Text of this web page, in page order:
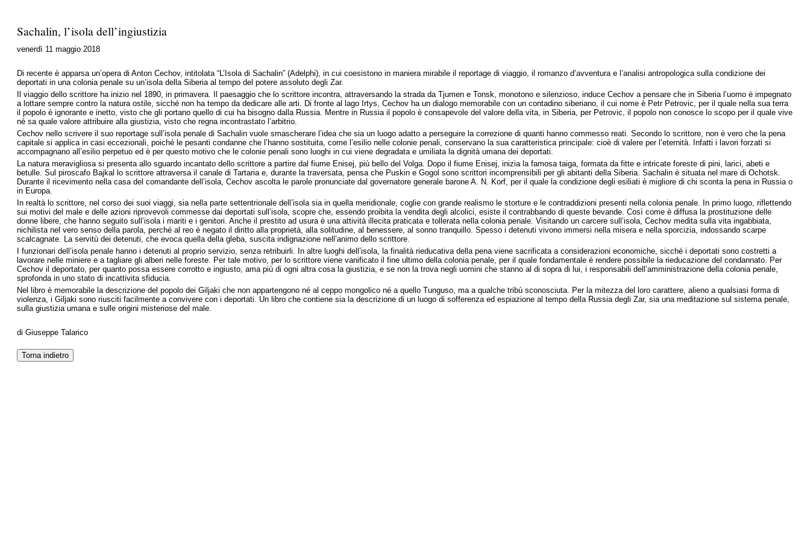
Sachalin, l’isola dell’ingiustizia
venerdì 11 maggio 2018
Di recente è apparsa un’opera di Anton Cechov, intitolata “L’Isola di Sachalin” (Adelphi), in cui coesistono in maniera mirabile il reportage di viaggio, il romanzo d’avventura e l’analisi antropologica sulla condizione dei
deportati in una colonia penale su un’isola della Siberia al tempo del potere assoluto degli Zar.
Il viaggio dello scrittore ha inizio nel 1890, in primavera. Il paesaggio che lo scrittore incontra, attraversando la strada da Tjumen e Tonsk, monotono e silenzioso, induce Cechov a pensare che in Siberia l’uomo è impegnato
a lottare sempre contro la natura ostile, sicché non ha tempo da dedicare alle arti. Di fronte al lago Irtys, Cechov ha un dialogo memorabile con un contadino siberiano, il cui nome è Petr Petrovic, per il quale nella sua terra
il popolo è ignorante e inetto, visto che gli portano quello di cui ha bisogno dalla Russia. Mentre in Russia il popolo è consapevole del valore della vita, in Siberia, per Petrovic, il popolo non conosce lo scopo per il quale vive
né sa quale valore attribuire alla giustizia, visto che regna incontrastato l’arbitrio.
Cechov nello scrivere il suo reportage sull’isola penale di Sachalin vuole smascherare l’idea che sia un luogo adatto a perseguire la correzione di quanti hanno commesso reati. Secondo lo scrittore, non è vero che la pena
capitale si applica in casi eccezionali, poiché le pesanti condanne che l’hanno sostituita, come l’esilio nelle colonie penali, conservano la sua caratteristica principale: cioè di valere per l’eternità. Infatti i lavori forzati si
accompagnano all’esilio perpetuo ed è per questo motivo che le colonie penali sono luoghi in cui viene degradata e umiliata la dignità umana dei deportati.
La natura meravigliosa si presenta allo sguardo incantato dello scrittore a partire dal fiume Enisej, più bello del Volga. Dopo il fiume Enisej, inizia la famosa taiga, formata da fitte e intricate foreste di pini, larici, abeti e
betulle. Sul piroscafo Bajkal lo scrittore attraversa il canale di Tartaria e, durante la traversata, pensa che Puskin e Gogol sono scrittori incomprensibili per gli abitanti della Siberia. Sachalin è situata nel mare di Ochotsk.
Durante il ricevimento nella casa del comandante dell’isola, Cechov ascolta le parole pronunciate dal governatore generale barone A. N. Korf, per il quale la condizione degli esiliati è migliore di chi sconta la pena in Russia o
in Europa.
In realtà lo scrittore, nel corso dei suoi viaggi, sia nella parte settentrionale dell’isola sia in quella meridionale, coglie con grande realismo le storture e le contraddizioni presenti nella colonia penale. In primo luogo, riflettendo
sui motivi del male e delle azioni riprovevoli commesse dai deportati sull’isola, scopre che, essendo proibita la vendita degli alcolici, esiste il contrabbando di queste bevande. Così come è diffusa la prostituzione delle
donne libere, che hanno seguito sull’isola i mariti e i genitori. Anche il prestito ad usura è una attività illecita praticata e tollerata nella colonia penale. Visitando un carcere sull’isola, Cechov medita sulla vita ingabbiata,
nichilista nel vero senso della parola, perché al reo è negato il diritto alla proprietà, alla solitudine, al benessere, al sonno tranquillo. Spesso i detenuti vivono immersi nella misera e nella sporcizia, indossando scarpe
scalcagnate. La servitù dei detenuti, che evoca quella della gleba, suscita indignazione nell’animo dello scrittore.
I funzionari dell’isola penale hanno i detenuti al proprio servizio, senza retribuirli. In altre luoghi dell’isola, la finalità rieducativa della pena viene sacrificata a considerazioni economiche, sicché i deportati sono costretti a
lavorare nelle miniere e a tagliare gli alberi nelle foreste. Per tale motivo, per lo scrittore viene vanificato il fine ultimo della colonia penale, per il quale fondamentale è rendere possibile la rieducazione del condannato. Per
Cechov il deportato, per quanto possa essere corrotto e ingiusto, ama più di ogni altra cosa la giustizia, e se non la trova negli uomini che stanno al di sopra di lui, i responsabili dell’amministrazione della colonia penale,
sprofonda in uno stato di incattivita sfiducia.
Nel libro è memorabile la descrizione del popolo dei Giljaki che non appartengono né al ceppo mongolico né a quello Tunguso, ma a qualche tribù sconosciuta. Per la mitezza del loro carattere, alieno a qualsiasi forma di
violenza, i Giljaki sono riusciti facilmente a convivere con i deportati. Un libro che contiene sia la descrizione di un luogo di sofferenza ed espiazione al tempo della Russia degli Zar, sia una meditazione sul sistema penale,
sulla giustizia umana e sulle origini misteriose del male.
di Giuseppe Talarico